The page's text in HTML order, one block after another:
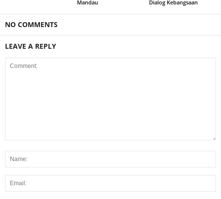
Mandau Dialog Kebangsaan
NO COMMENTS
LEAVE A REPLY